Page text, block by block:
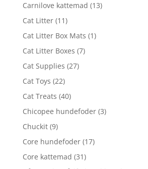
Carnilove kattemad (13)
Cat Litter (11)
Cat Litter Box Mats (1)
Cat Litter Boxes (7)
Cat Supplies (27)
Cat Toys (22)
Cat Treats (40)
Chicopee hundefoder (3)
Chuckit (9)
Core hundefoder (17)
Core kattemad (31)